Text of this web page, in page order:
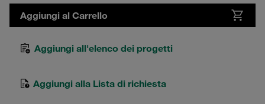
Aggiungi al Carrello
Aggiungi all'elenco dei progetti
Aggiungi alla Lista di richiesta